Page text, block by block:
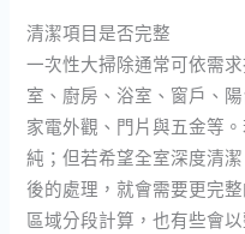
清潔項目是否完整
一次性大掃除通常可依需
室、廚房、浴室、窗戶、
家電外觀、門片與五金等
純；但若希望全室深度清
後的處理，就會需要更完
區域分段計算，也有些會